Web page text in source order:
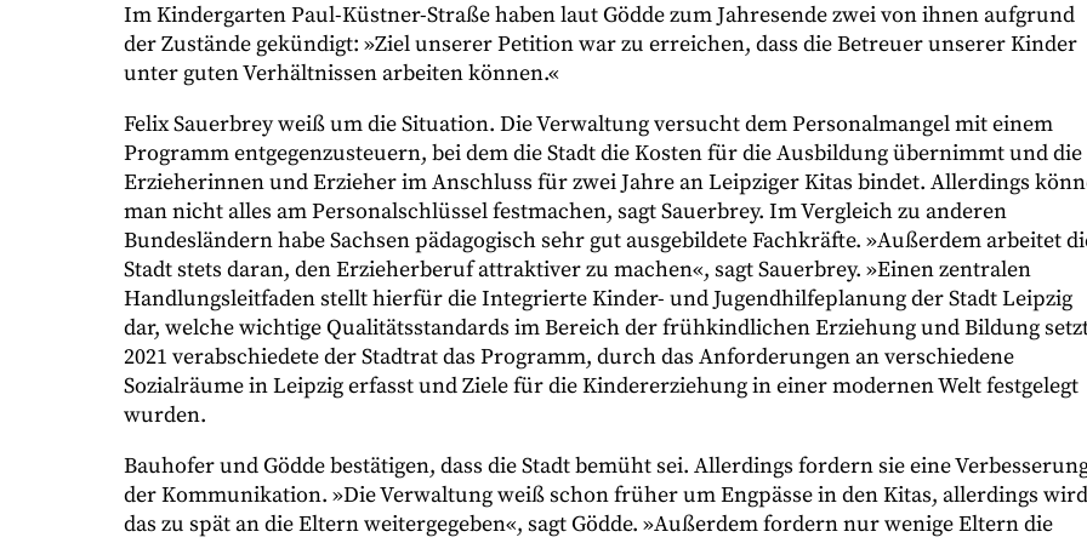
Im Kindergarten Paul-Küstner-Straße haben laut Gödde zum Jahresende zwei von ihnen aufgrund
der Zustände gekündigt: »Ziel unserer Petition war zu erreichen, dass die Betreuer unserer Kinder
unter guten Verhältnissen arbeiten können.«
Felix Sauerbrey weiß um die Situation. Die Verwaltung versucht dem Personalmangel mit einem
Programm entgegenzusteuern, bei dem die Stadt die Kosten für die Ausbildung übernimmt und die
Erzieherinnen und Erzieher im Anschluss für zwei Jahre an Leipziger Kitas bindet. Allerdings
man nicht alles am Personalschlüssel festmachen, sagt Sauerbrey. Im Vergleich zu anderen
Bundesländern habe Sachsen pädagogisch sehr gut ausgebildete Fachkräfte. »Außerdem arbeitet
Stadt stets daran, den Erzieherberuf attraktiver zu machen«, sagt Sauerbrey. »Einen zentralen
Handlungsleitfaden stellt hierfür die Integrierte Kinder- und Jugendhilfeplanung der Stadt Leipzig
dar, welche wichtige Qualitätsstandards im Bereich der frühkindlichen Erziehung und Bildung
2021 verabschiedete der Stadtrat das Programm, durch das Anforderungen an verschiedene
Sozialräume in Leipzig erfasst und Ziele für die Kindererziehung in einer modernen Welt festgelegt
wurden.
Bauhofer und Gödde bestätigen, dass die Stadt bemüht sei. Allerdings fordern sie eine
der Kommunikation. »Die Verwaltung weiß schon früher um Engpässe in den Kitas, allerdings wird
das zu spät an die Eltern weitergegeben«, sagt Gödde. »Außerdem fordern nur wenige Eltern die